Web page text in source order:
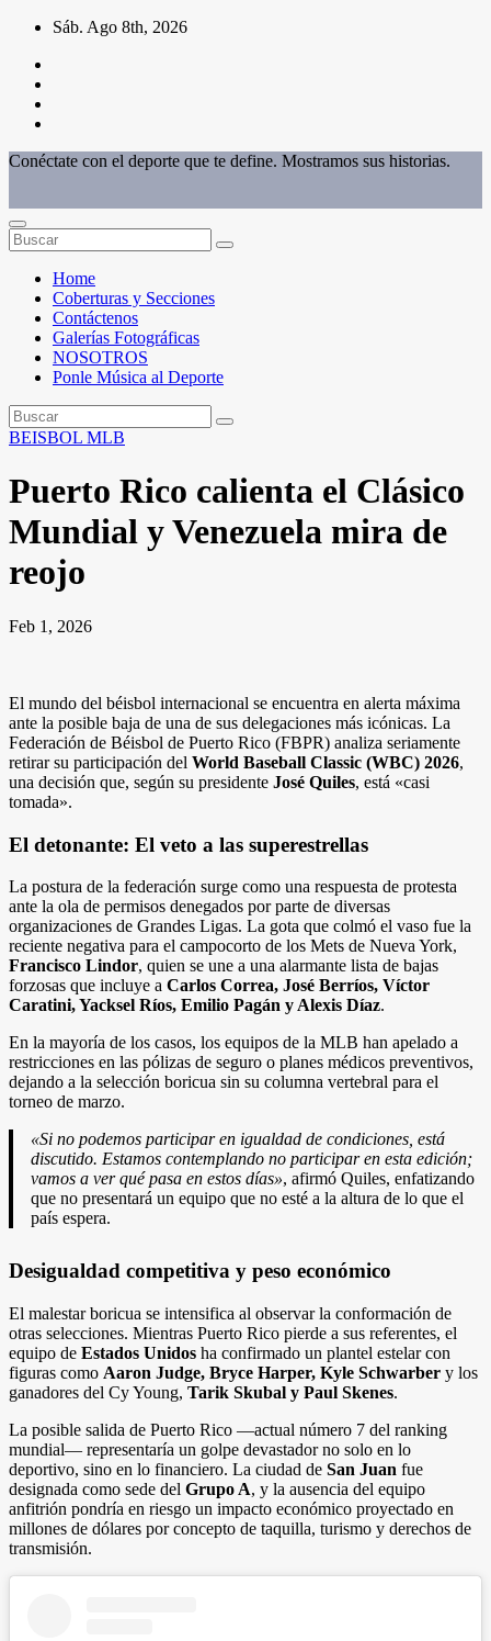
Saltar
contenido
Sáb. Ago 8th, 2026
Conéctate con el deporte que te define. Mostramos sus historias.
Home
Coberturas y Secciones
Contáctenos
Galerías Fotográficas
NOSOTROS
Ponle Música al Deporte
BEISBOL MLB
Puerto Rico calienta el Clásico
Mundial y Venezuela mira de
reojo
Feb 1, 2026
El mundo del béisbol internacional se encuentra en alerta máxima
ante la posible baja de una de sus delegaciones más icónicas. La
Federación de Béisbol de Puerto Rico (FBPR) analiza seriamente
retirar su participación del World Baseball Classic (WBC) 2026,
una decisión que, según su presidente José Quiles, está «casi
tomada».
El detonante: El veto a las superestrellas
La postura de la federación surge como una respuesta de protesta
ante la ola de permisos denegados por parte de diversas
organizaciones de Grandes Ligas. La gota que colmó el vaso fue la
reciente negativa para el campocorto de los Mets de Nueva York,
Francisco Lindor, quien se une a una alarmante lista de bajas
forzosas que incluye a Carlos Correa, José Berríos, Víctor
Caratini, Yacksel Ríos, Emilio Pagán y Alexis Díaz.
En la mayoría de los casos, los equipos de la MLB han apelado a
restricciones en las pólizas de seguro o planes médicos preventivos,
dejando a la selección boricua sin su columna vertebral para el
torneo de marzo.
«Si no podemos participar en igualdad de condiciones, está
discutido. Estamos contemplando no participar en esta edición;
vamos a ver qué pasa en estos días», afirmó Quiles, enfatizando
que no presentará un equipo que no esté a la altura de lo que el
país espera.
Desigualdad competitiva y peso económico
El malestar boricua se intensifica al observar la conformación de
otras selecciones. Mientras Puerto Rico pierde a sus referentes, el
equipo de Estados Unidos ha confirmado un plantel estelar con
figuras como Aaron Judge, Bryce Harper, Kyle Schwarber y los
ganadores del Cy Young, Tarik Skubal y Paul Skenes.
La posible salida de Puerto Rico —actual número 7 del ranking
mundial— representaría un golpe devastador no solo en lo
deportivo, sino en lo financiero. La ciudad de San Juan fue
designada como sede del Grupo A, y la ausencia del equipo
anfitrión pondría en riesgo un impacto económico proyectado en
millones de dólares por concepto de taquilla, turismo y derechos de
transmisión.